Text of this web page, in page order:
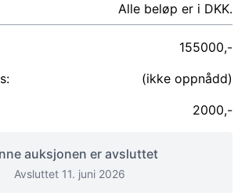
Alle beløp er i DKK.
155000,-
(ikke oppnådd)
2000,-
auksjonen er avsluttet
Avsluttet 11. juni 2026